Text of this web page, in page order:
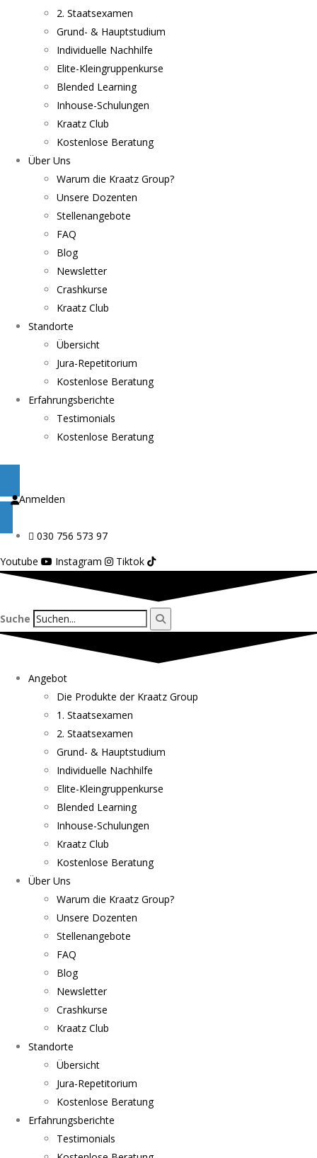
2. Staatsexamen
Grund- & Hauptstudium
Individuelle Nachhilfe
Elite-Kleingruppenkurse
Blended Learning
Inhouse-Schulungen
Kraatz Club
Kostenlose Beratung
Über Uns
Warum die Kraatz Group?
Unsere Dozenten
Stellenangebote
FAQ
Blog
Newsletter
Crashkurse
Kraatz Club
Standorte
Übersicht
Jura-Repetitorium
Kostenlose Beratung
Erfahrungsberichte
Testimonials
Kostenlose Beratung
Anmelden
030 756 573 97
Youtube
Instagram Tiktok
Suche
Angebot
Die Produkte der Kraatz Group
1. Staatsexamen
2. Staatsexamen
Grund- & Hauptstudium
Individuelle Nachhilfe
Elite-Kleingruppenkurse
Blended Learning
Inhouse-Schulungen
Kraatz Club
Kostenlose Beratung
Über Uns
Warum die Kraatz Group?
Unsere Dozenten
Stellenangebote
FAQ
Blog
Newsletter
Crashkurse
Kraatz Club
Standorte
Übersicht
Jura-Repetitorium
Kostenlose Beratung
Erfahrungsberichte
Testimonials